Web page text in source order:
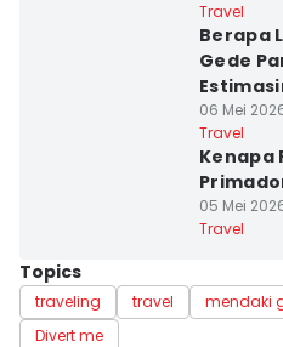
Travel
Berapa
Gede
06 Mei
Travel
Kenapa
05 Mei
Travel
Topics
traveling travel mendaki
Divert me